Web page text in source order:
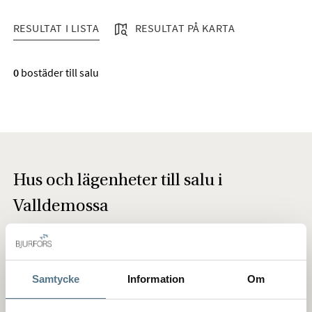
Samtycke Information Om
RESULTAT I LISTA RESULTAT PÅ KARTA
0bostäder till salu
Hus och lägenheter till salu i
Valldemossa
Att bo i Valldemossa
Kanske den mest omtalade bergsbyn på Mallorca. Namnet
härrör från den arabiske markägaren Muza och ”Valle” som